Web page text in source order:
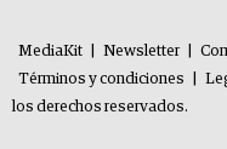
MediaKit Newsletter
Términos y condiciones
los derechos reservados.